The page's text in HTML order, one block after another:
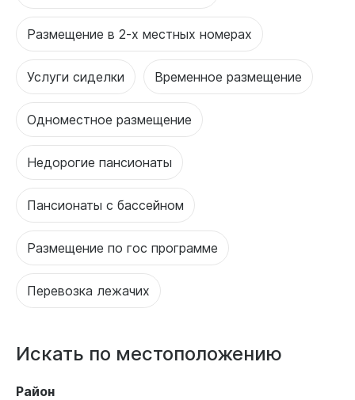
Размещение в 2-х местных номерах
Услуги сиделки Временное размещение
Одноместное размещение
Недорогие пансионаты
Пансионаты с бассейном
Размещение по гос программе
Перевозка лежачих
Искать по местоположению
Район